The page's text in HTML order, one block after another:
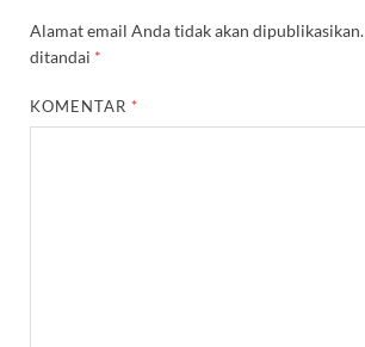
Alamat email Anda tidak akan dipublikasikan.
ditandai *
KOMENTAR *